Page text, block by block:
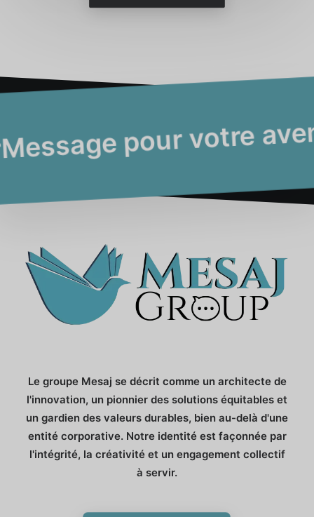
pour votre avenir
Message pour
Le groupe Mesaj se décrit comme un architecte de
l'innovation, un pionnier des solutions équitables et
un gardien des valeurs durables, bien au-delà d'une
entité corporative. Notre identité est façonnée par
l'intégrité, la créativité et un engagement collectif
à servir.